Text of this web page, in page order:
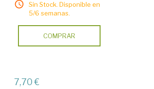
Sin Stock. Disponible en
5/6 semanas.
COMPRAR
7,70 €